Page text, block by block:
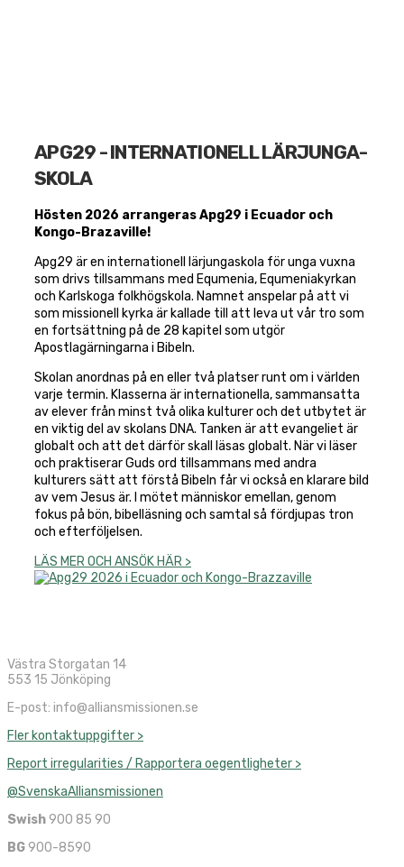
APG29 - INTER­NATIONELL LÄRJUNGA­
SKOLA
Hösten 2026 arrangeras Apg29 i Ecuador och
Kongo-Brazaville!
Apg29 är en internationell lärjungaskola för unga vuxna
som drivs tillsammans med Equmenia, Equmeniakyrkan
och Karlskoga folkhögskola. Namnet anspelar på att vi
som missionell kyrka är kallade till att leva ut vår tro som
en fortsättning på de 28 kapitel som utgör
Apostlagärningarna i Bibeln.
Skolan anordnas på en eller två platser runt om i världen
varje termin. Klasserna är internationella, sammansatta
av elever från minst två olika kulturer och det utbytet är
en viktig del av skolans DNA. Tanken är att evangeliet är
globalt och att det därför skall läsas globalt. När vi läser
och praktiserar Guds ord tillsammans med andra
kulturers sätt att förstå Bibeln får vi också en klarare bild
av vem Jesus är. I mötet människor emellan, genom
fokus på bön, bibelläsning och samtal så fördjupas tron
och efterföljelsen.
LÄS MER OCH ANSÖK HÄR >
Västra Storgatan 14
553 15 Jönköping
E-post: info@alliansmissionen.se
Fler kontaktuppgifter >
Report irregularities / Rapportera oegentligheter >
@SvenskaAlliansmissionen
Swish 900 85 90
BG 900-8590